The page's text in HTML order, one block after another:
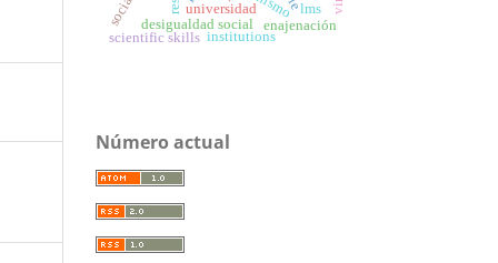
universidad
desigualdad social
institutions
enajenación
scientific skills
lms
Número actual